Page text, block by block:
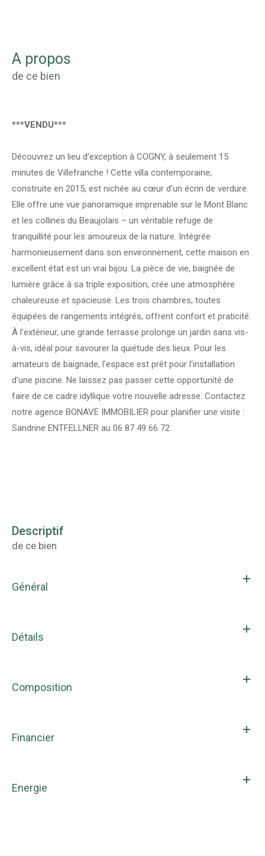
a propos
de ce bien
***VENDU***
Découvrez un lieu d'exception à COGNY, à seulement 15
minutes de Villefranche ! Cette villa contemporaine,
construite en 2015, est nichée au cœur d’un écrin de verdure.
Elle offre une vue panoramique imprenable sur le Mont Blanc
et les collines du Beaujolais – un véritable refuge de
tranquillité pour les amoureux de la nature. Intégrée
harmonieusement dans son environnement, cette maison en
excellent état est un vrai bijou. La pièce de vie, baignée de
lumière grâce à sa triple exposition, crée une atmosphère
chaleureuse et spacieuse. Les trois chambres, toutes
équipées de rangements intégrés, offrent confort et praticité.
À l’extérieur, une grande terrasse prolonge un jardin sans vis-
à-vis, idéal pour savourer la quiétude des lieux. Pour les
amateurs de baignade, l'espace est prêt pour l'installation
d'une piscine. Ne laissez pas passer cette opportunité de
faire de ce cadre idyllique votre nouvelle adresse. Contactez
notre agence BONAVE IMMOBILIER pour planifier une visite :
Sandrine ENTFELLNER au 06 87 49 66 72.
descriptif
de ce bien
Général
Détails
Composition
Financier
Energie